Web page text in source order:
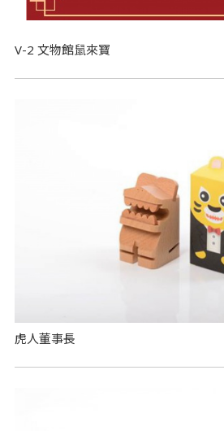
V-2 文物館鼠來寶
虎人董事長